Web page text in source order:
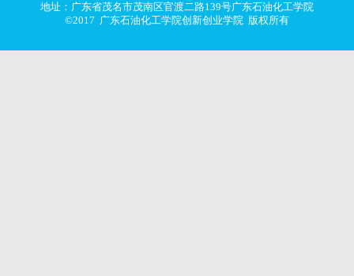
地址：广东省茂名市茂南区官渡二路139号广东石油化工学院
©2017 广东石油化工学院创新创业学院 版权所有